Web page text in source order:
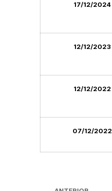
17/12/2024
12/12/2023
12/12/2022
07/12/2022